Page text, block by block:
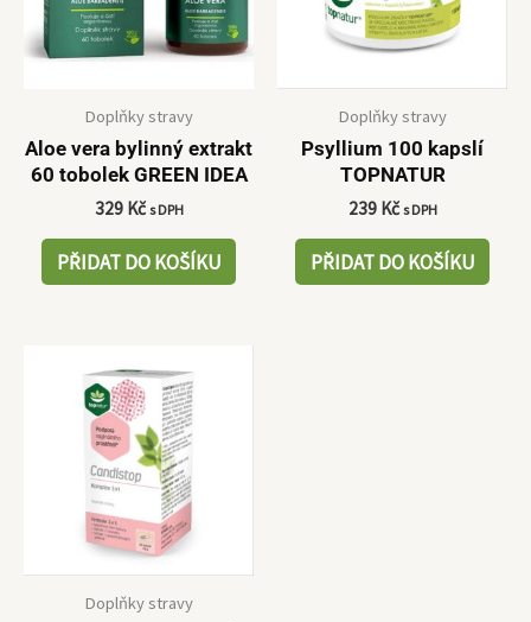
Doplňky stravy
Aloe vera bylinný extrakt
60 tobolek GREEN IDEA
329 Kč s DPH
PŘIDAT DO KOŠÍKU
Doplňky stravy
Psyllium 100 kapslí
TOPNATUR
239 Kč s DPH
PŘIDAT DO KOŠÍKU
Doplňky stravy